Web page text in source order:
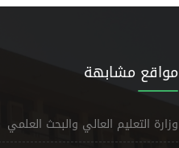
مواقع مشابهة
وزارة التعليم العالي والبحث العلمي